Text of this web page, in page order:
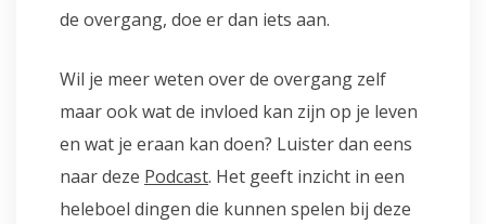
de overgang, doe er dan iets aan.
Wil je meer weten over de overgang zelf
maar ook wat de invloed kan zijn op je leven
en wat je eraan kan doen? Luister dan eens
naar deze Podcast. Het geeft inzicht in een
heleboel dingen die kunnen spelen bij deze